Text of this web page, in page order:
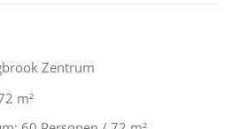
Zentrum
m²